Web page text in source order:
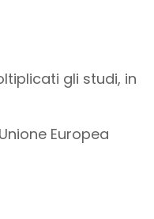
gli studi, in
Europea